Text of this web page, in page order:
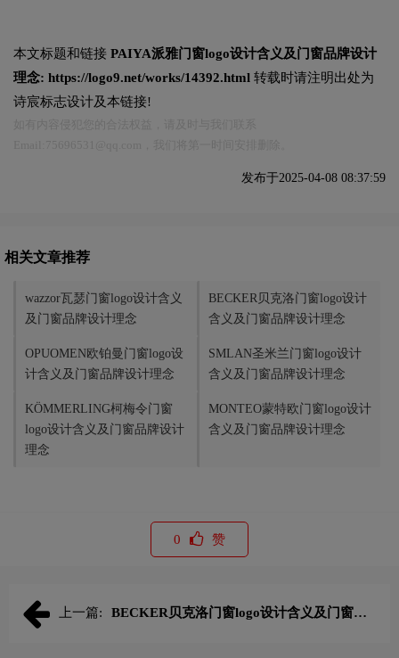
本文标题和链接 PAIYA派雅门窗logo设计含义及门窗品牌设计
理念: https://logo9.net/works/14392.html 转载时请注明出处为
诗宸标志设计及本链接!
发布于2025-04-08 08:37:59
相关文章推荐
wazzor瓦瑟门窗logo设计含义
及门窗品牌设计理念
BECKER贝克洛门窗logo设计
含义及门窗品牌设计理念
OPUOMEN欧铂曼门窗logo设
计含义及门窗品牌设计理念
SMLAN圣米兰门窗logo设计
含义及门窗品牌设计理念
KÖMMERLING柯梅令门窗
logo设计含义及门窗品牌设计
理念
MONTEO蒙特欧门窗logo设计
含义及门窗品牌设计理念
0 赞
上一篇:
BECKER贝克洛门窗logo设计含义及门窗品